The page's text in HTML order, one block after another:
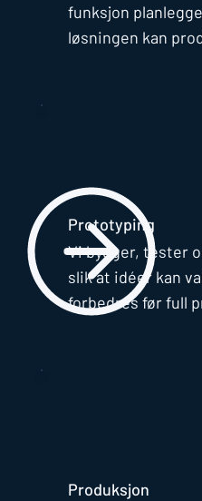
funksjon
løsningen kan
Prototyping
Vi bygger, tester
slik at idéer kan
forbedres før full
Produksjon